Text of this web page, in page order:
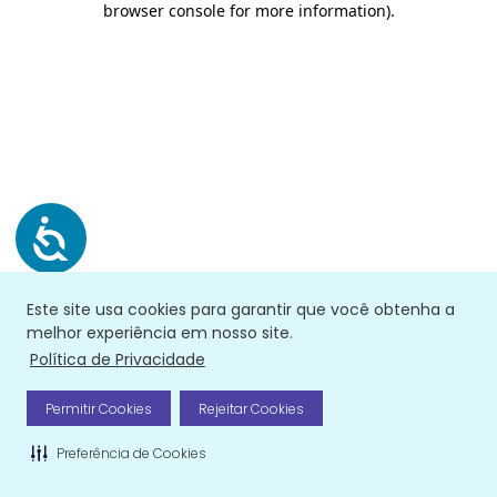
Este site usa cookies para garantir que você obtenha a
melhor experiência em nosso site.
Política de Privacidade
Permitir Cookies Rejeitar Cookies
Preferência de Cookies
browser console for more information).